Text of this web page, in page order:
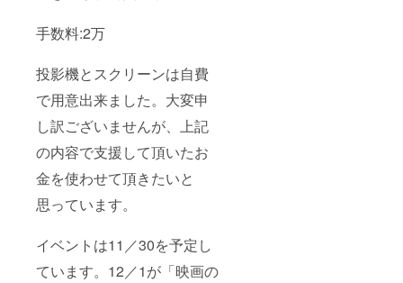
手数料:2万
投影機とスクリーンは自費
で用意出来ました。大変申
し訳ございませんが、上記
の内容で支援して頂いたお
金を使わせて頂きたいと
思っています。
イベントは11／30を予定し
ています。12／1が「映画の